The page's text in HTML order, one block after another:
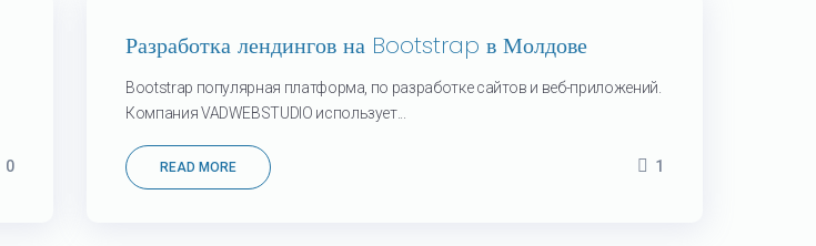
0
12
Разработка лендингов на Bootstrap в Молдове
Bootstrap популярная платформа, по разработке сайтов и веб-приложений.
Компания VADWEBSTUDIO использует...
READ MORE 1